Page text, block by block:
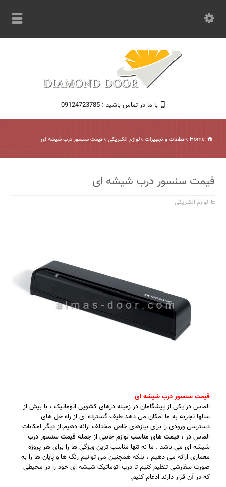
با ما در تماس باشید : 09124723785
Home قطعات و تجهیزات لوازم الکتریکی قیمت سنسور درب شیشه ای
قیمت سنسور درب شیشه ای
لوازم الکتریکی
قیمت سنسور درب شیشه ای
الماس در یکی از پیشگامان در زمینه درهای کشویی اتوماتیک ، با بیش از
سالها تجربه به ما امکان می دهد طیف گسترده ای از راه حل های
دسترسی ورودی را برای نیازهای خاص مختلف ارائه دهیم.از دیگر امکانات
الماس در ، قیمت های مناسب لوازم جانبی از جمله قیمت سنسور درب
شیشه ای می باشد . ما نه تنها مناسب ترین ویژگی ها را برای هر پروژه
معماری ارائه می دهیم ، بلکه همچنین می توانیم رنگ ها و پایان ها را به
صورت سفارشی تنظیم کنیم تا درب اتوماتیک شیشه ای خود را در محیطی
که در آن قرار دارند ادغام کنیم.